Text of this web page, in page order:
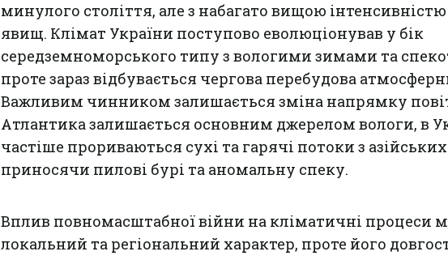
минулого століття, але з набагато вищою
явищ. Клімат України поступово еволюціонував у бік
середземноморського типу з вологими зимами та
проте зараз відбувається чергова перебудова
Важливим чинником залишається зміна напрямку
Атлантика залишається основним джерелом вологи, в
частіше прориваються сухі та гарячі потоки з
приносячи пилові бурі та аномальну спеку.
Вплив повномасштабної війни на кліматичні процеси
локальний та регіональний характер, проте його